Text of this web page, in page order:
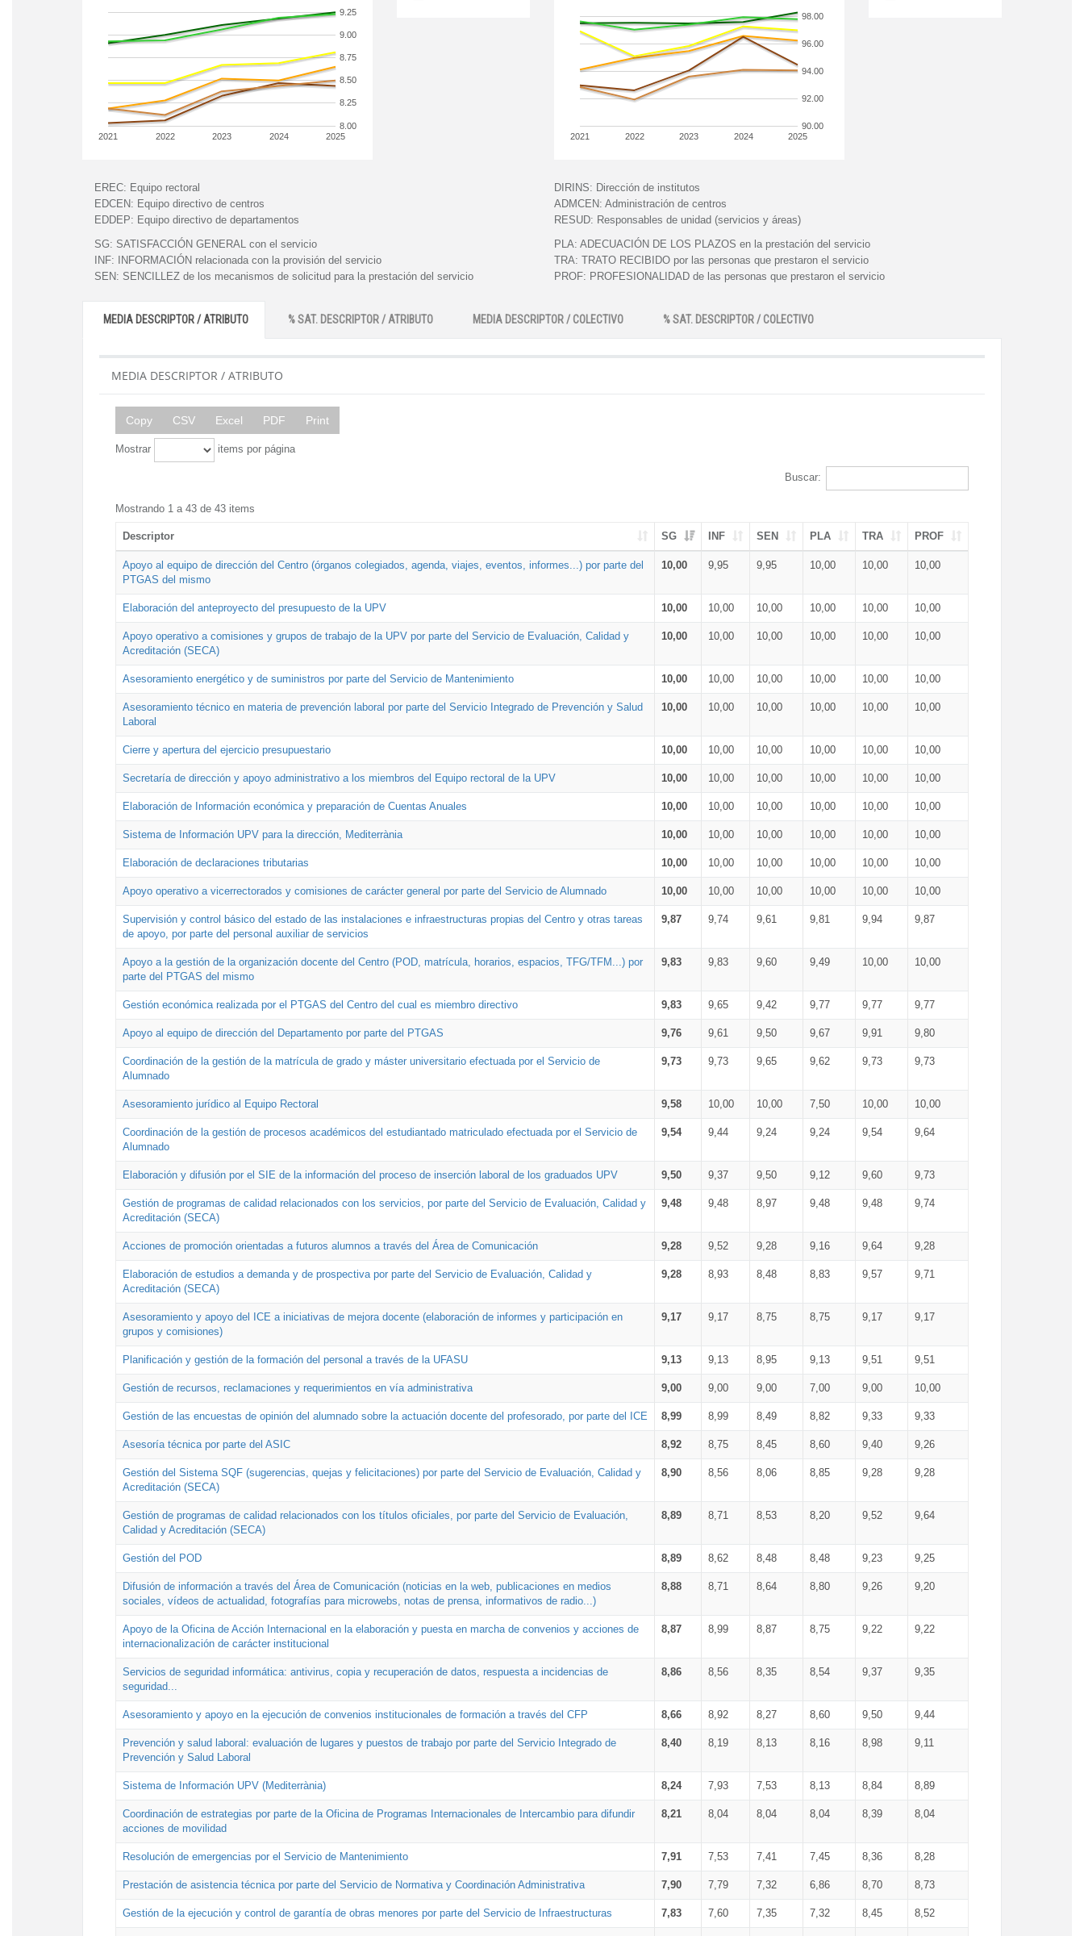
2021 2022 2023 2024 2025
8.00
8.25
8.50
8.75
9.00
9.25
2021 2022 2023 2024 2025
90.00
92.00
94.00
96.00
98.00
EREC: Equipo rectoral
EDCEN: Equipo directivo de centros
EDDEP: Equipo directivo de departamentos
DIRINS: Dirección de institutos
ADMCEN: Administración de centros
RESUD: Responsables de unidad (servicios y áreas)
SG: SATISFACCIÓN GENERAL con el servicio
INF:
INFORMACIÓN relacionada con la provisión del servicio
SEN: SENCILLEZ de los mecanismos de solicitud para la prestación del servicio
PLA: ADECUACIÓN DE LOS PLAZOS en la prestación del servicio
TRA: TRATO RECIBIDO por las personas que prestaron el servicio
PROF: PROFESIONALIDAD de las personas que prestaron el servicio
MEDIA DESCRIPTOR / ATRIBUTO % SAT. DESCRIPTOR / ATRIBUTO MEDIA DESCRIPTOR / COLECTIVO % SAT. DESCRIPTOR / COLECTIVO
MEDIA DESCRIPTOR / ATRIBUTO
Copy CSV Excel PDF Print
Mostrar items por página
Buscar:
Mostrando 1 a 43 de 43 items
Descriptor SG INF SEN PLA TRA PROF
Apoyo al equipo de dirección del Centro (órganos colegiados, agenda, viajes, eventos, informes...) por parte del
PTGAS del mismo
10,00 9,95 9,95 10,00 10,00 10,00
Elaboración del anteproyecto del presupuesto de la UPV 10,00 10,00 10,00 10,00 10,00 10,00
Apoyo operativo a comisiones y grupos de trabajo de la UPV por parte del Servicio de Evaluación, Calidad y
Acreditación (SECA)
10,00 10,00 10,00 10,00 10,00 10,00
Asesoramiento energético y de suministros por parte del Servicio de Mantenimiento 10,00 10,00 10,00 10,00 10,00 10,00
Asesoramiento técnico en materia de prevención laboral por parte del Servicio Integrado de Prevención y Salud
Laboral
10,00 10,00 10,00 10,00 10,00 10,00
Cierre y apertura del ejercicio presupuestario 10,00 10,00 10,00 10,00 10,00 10,00
Secretaría de dirección y apoyo administrativo a los miembros del Equipo rectoral de la UPV 10,00 10,00 10,00 10,00 10,00 10,00
Elaboración de Información económica y preparación de Cuentas Anuales 10,00 10,00 10,00 10,00 10,00 10,00
Sistema de Información UPV para la dirección, Mediterrània 10,00 10,00 10,00 10,00 10,00 10,00
Elaboración de declaraciones tributarias 10,00 10,00 10,00 10,00 10,00 10,00
Apoyo operativo a vicerrectorados y comisiones de carácter general por parte del Servicio de Alumnado 10,00 10,00 10,00 10,00 10,00 10,00
Supervisión y control básico del estado de las instalaciones e infraestructuras propias del Centro y otras tareas
de apoyo, por parte del personal auxiliar de servicios
9,87 9,74 9,61 9,81 9,94 9,87
Apoyo a la gestión de la organización docente del Centro (POD, matrícula, horarios, espacios, TFG/TFM...) por
parte del PTGAS del mismo
9,83 9,83 9,60 9,49 10,00 10,00
Gestión económica realizada por el PTGAS del Centro del cual es miembro directivo 9,83 9,65 9,42 9,77 9,77 9,77
Apoyo al equipo de dirección del Departamento por parte del PTGAS 9,76 9,61 9,50 9,67 9,91 9,80
Coordinación de la gestión de la matrícula de grado y máster universitario efectuada por el Servicio de
Alumnado
9,73 9,73 9,65 9,62 9,73 9,73
Asesoramiento jurídico al Equipo Rectoral 9,58 10,00 10,00 7,50 10,00 10,00
Coordinación de la gestión de procesos académicos del estudiantado matriculado efectuada por el Servicio de
Alumnado
9,54 9,44 9,24 9,24 9,54 9,64
Elaboración y difusión por el SIE de la información del proceso de inserción laboral de los graduados UPV 9,50 9,37 9,50 9,12 9,60 9,73
Gestión de programas de calidad relacionados con los servicios, por parte del Servicio de Evaluación, Calidad y
Acreditación (SECA)
9,48 9,48 8,97 9,48 9,48 9,74
Acciones de promoción orientadas a futuros alumnos a través del Área de Comunicación 9,28 9,52 9,28 9,16 9,64 9,28
Elaboración de estudios a demanda y de prospectiva por parte del Servicio de Evaluación, Calidad y
Acreditación (SECA)
9,28 8,93 8,48 8,83 9,57 9,71
Asesoramiento y apoyo del ICE a iniciativas de mejora docente (elaboración de informes y participación en
grupos y comisiones)
9,17 9,17 8,75 8,75 9,17 9,17
Planificación y gestión de la formación del personal a través de la UFASU 9,13 9,13 8,95 9,13 9,51 9,51
Gestión de recursos, reclamaciones y requerimientos en vía administrativa 9,00 9,00 9,00 7,00 9,00 10,00
Gestión de las encuestas de opinión del alumnado sobre la actuación docente del profesorado, por parte del ICE 8,99 8,99 8,49 8,82 9,33 9,33
Asesoría técnica por parte del ASIC 8,92 8,75 8,45 8,60 9,40 9,26
Gestión del Sistema SQF (sugerencias, quejas y felicitaciones) por parte del Servicio de Evaluación, Calidad y
Acreditación (SECA)
8,90 8,56 8,06 8,85 9,28 9,28
Gestión de programas de calidad relacionados con los títulos oficiales, por parte del Servicio de Evaluación,
Calidad y Acreditación (SECA)
8,89 8,71 8,53 8,20 9,52 9,64
Gestión del POD 8,89 8,62 8,48 8,48 9,23 9,25
Difusión de información a través del Área de Comunicación (noticias en la web, publicaciones en medios
sociales, vídeos de actualidad, fotografías para microwebs, notas de prensa, informativos de radio...)
8,88 8,71 8,64 8,80 9,26 9,20
Apoyo de la Oficina de Acción Internacional en la elaboración y puesta en marcha de convenios y acciones de
internacionalización de carácter institucional
8,87 8,99 8,87 8,75 9,22 9,22
Servicios de seguridad informática: antivirus, copia y recuperación de datos, respuesta a incidencias de
seguridad...
8,86 8,56 8,35 8,54 9,37 9,35
Asesoramiento y apoyo en la ejecución de convenios institucionales de formación a través del CFP 8,66 8,92 8,27 8,60 9,50 9,44
Prevención y salud laboral: evaluación de lugares y puestos de trabajo por parte del Servicio Integrado de
Prevención y Salud Laboral
8,40 8,19 8,13 8,16 8,98 9,11
Sistema de Información UPV (Mediterrània) 8,24 7,93 7,53 8,13 8,84 8,89
Coordinación de estrategias por parte de la Oficina de Programas Internacionales de Intercambio para difundir
acciones de movilidad
8,21 8,04 8,04 8,04 8,39 8,04
Resolución de emergencias por el Servicio de Mantenimiento 7,91 7,53 7,41 7,45 8,36 8,28
Prestación de asistencia técnica por parte del Servicio de Normativa y Coordinación Administrativa 7,90 7,79 7,32 6,86 8,70 8,73
Gestión de la ejecución y control de garantía de obras menores por parte del Servicio de Infraestructuras 7,83 7,60 7,35 7,32 8,45 8,52